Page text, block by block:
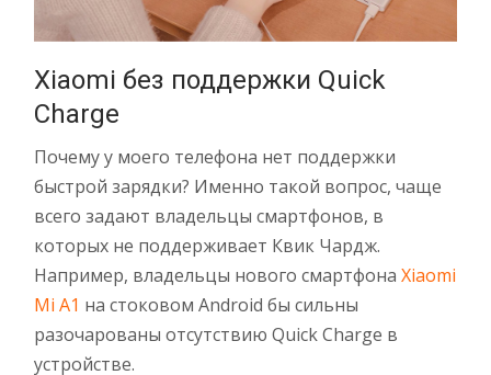
Xiaomi без поддержки Quick
Charge
Почему у моего телефона нет поддержки
быстрой зарядки? Именно такой вопрос, чаще
всего задают владельцы смартфонов, в
которых не поддерживает Квик Чардж.
Например, владельцы нового смартфона Xiaomi
Mi A1 на стоковом Android бы сильны
разочарованы отсутствию Quick Charge в
устройстве.